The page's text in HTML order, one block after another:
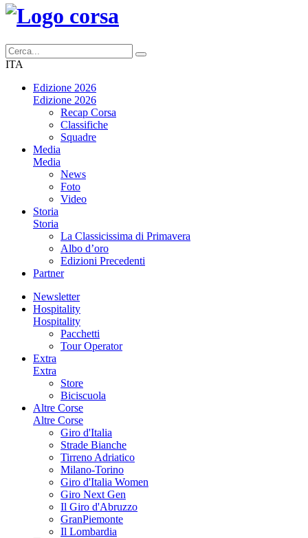
ITA
Edizione 2026
Edizione 2026
Recap Corsa
Classifiche
Squadre
Media
Media
News
Foto
Video
Storia
Storia
La Classicissima di Primavera
Albo d’oro
Edizioni Precedenti
Partner
Newsletter
Hospitality
Hospitality
Pacchetti
Tour Operator
Extra
Extra
Store
Biciscuola
Altre Corse
Altre Corse
Giro d'Italia
Strade Bianche
Tirreno Adriatico
Milano-Torino
Giro d'Italia Women
Giro Next Gen
Il Giro d'Abruzzo
GranPiemonte
Il Lombardia